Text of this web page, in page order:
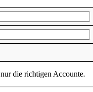
die richtigen Accounte.